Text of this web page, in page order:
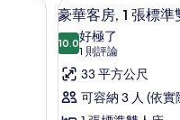
顯
示
豪
華
客
42
豪華客房, 1 張標準
10.010.0 分，滿分 10 分
好極了
1 則評論
(1
則
評
論)
33 平方公尺
可容納 3 人 (依